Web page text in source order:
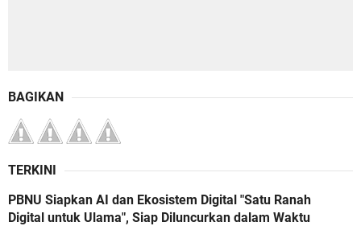
BAGIKAN
TERKINI
PBNU Siapkan AI dan Ekosistem Digital "Satu Ranah
Digital untuk Ulama", Siap Diluncurkan dalam Waktu